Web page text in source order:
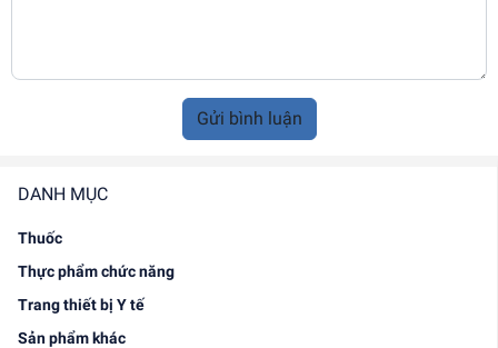
DANH MỤC
Thuốc
Thực phẩm chức năng
Trang thiết bị Y tế
Sản phẩm khác
Gửi bình luận